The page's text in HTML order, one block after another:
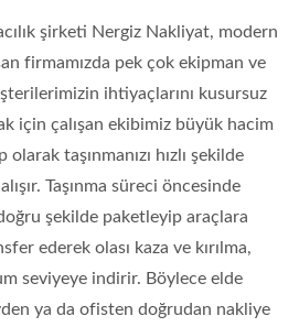
şirketi Nergiz Nakliyat, modern
firmamızda pek çok ekipman ve
ihtiyaçlarını kusursuz
için çalışan ekibimiz büyük hacim
taşınmanızı hızlı şekilde
Taşınma süreci öncesinde
şekilde paketleyip araçlara
ederek olası kaza ve kırılma,
seviyeye indirir. Böylece elde
ya da ofisten doğrudan nakliye